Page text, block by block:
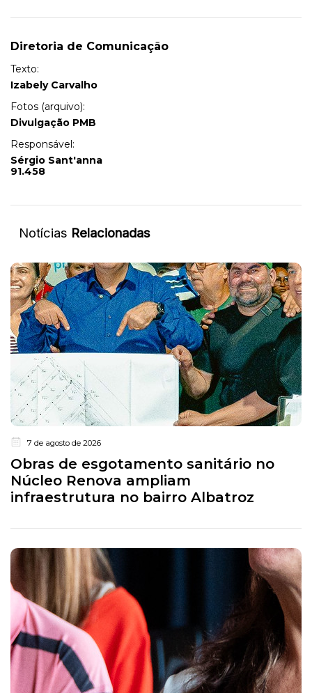
Diretoria de Comunicação
Texto:
Izabely Carvalho
Fotos (arquivo):
Divulgação PMB
Responsável:
Sérgio Sant'anna
91.458
Notícias Relacionadas
7 de agosto de 2026
Obras de esgotamento sanitário no
Núcleo Renova ampliam
infraestrutura no bairro Albatroz